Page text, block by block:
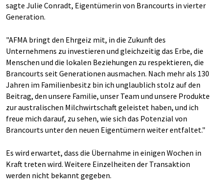
sagte Julie Conradt, Eigentümerin von Brancourts in vierter
Generation.
"AFMA bringt den Ehrgeiz mit, in die Zukunft des
Unternehmens zu investieren und gleichzeitig das Erbe, die
Menschen und die lokalen Beziehungen zu respektieren, die
Brancourts seit Generationen ausmachen. Nach mehr als 130
Jahren im Familienbesitz bin ich unglaublich stolz auf den
Beitrag, den unsere Familie, unser Team und unsere Produkte
zur australischen Milchwirtschaft geleistet haben, und ich
freue mich darauf, zu sehen, wie sich das Potenzial von
Brancourts unter den neuen Eigentümern weiter entfaltet."
Es wird erwartet, dass die Übernahme in einigen Wochen in
Kraft treten wird. Weitere Einzelheiten der Transaktion
werden nicht bekannt gegeben.